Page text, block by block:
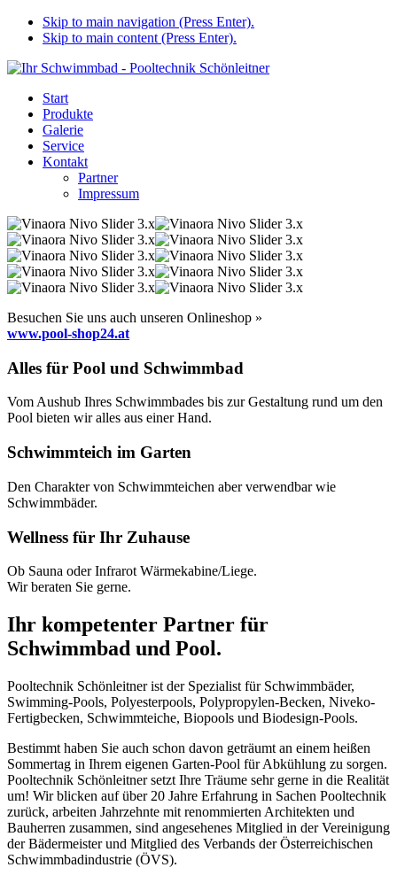
Skip to main navigation (Press Enter).
Skip to main content (Press Enter).
Start
Produkte
Galerie
Service
Kontakt
Partner
Impressum
Besuchen Sie uns auch unseren Onlineshop »
www.pool-shop24.at
Alles für Pool und Schwimmbad
Vom Aushub Ihres Schwimmbades bis zur Gestaltung rund um den
Pool bieten wir alles aus einer Hand.
Schwimmteich im Garten
Den Charakter von Schwimmteichen aber verwendbar wie
Schwimmbäder.
Wellness für Ihr Zuhause
Ob Sauna oder Infrarot Wärmekabine/Liege.
Wir beraten Sie gerne.
Ihr kompetenter Partner für
Schwimmbad und Pool.
Pooltechnik Schönleitner ist der Spezialist für Schwimmbäder,
Swimming-Pools, Polyesterpools, Polypropylen-Becken, Niveko-
Fertigbecken, Schwimmteiche, Biopools und Biodesign-Pools.
Bestimmt haben Sie auch schon davon geträumt an einem heißen
Sommertag in Ihrem eigenen Garten-Pool für Abkühlung zu sorgen.
Pooltechnik Schönleitner setzt Ihre Träume sehr gerne in die Realität
um! Wir blicken auf über 20 Jahre Erfahrung in Sachen Pooltechnik
zurück, arbeiten Jahrzehnte mit renommierten Architekten und
Bauherren zusammen, sind angesehenes Mitglied in der Vereinigung
der Bädermeister und Mitglied des Verbands der Österreichischen
Schwimmbadindustrie (ÖVS).